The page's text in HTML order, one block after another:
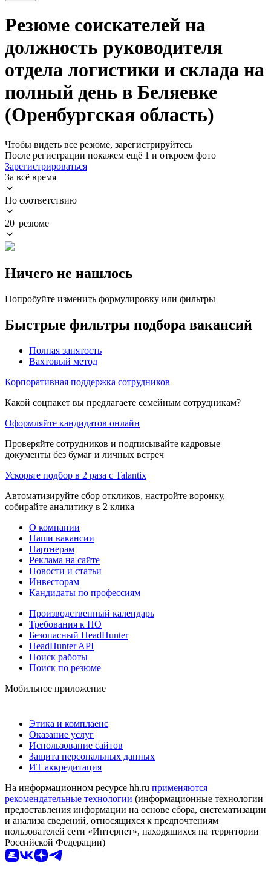
Резюме соискателей на
должность руководителя
отдела логистики и склада на
полный день в Беляевке
(Оренбургская область)
Чтобы видеть все резюме, зарегистрируйтесь
После регистрации покажем ещё 1 и откроем фото
Зарегистрироваться
За всё время
По соответствию
20 резюме
Ничего не нашлось
Попробуйте изменить формулировку или фильтры
Быстрые фильтры подбора вакансий
Полная занятость
Вахтовый метод
Корпоративная поддержка сотрудников
Какой соцпакет вы предлагаете семейным сотрудникам?
Оформляйте кандидатов онлайн
Проверяйте сотрудников и подписывайте кадровые
документы без бумаг и личных встреч
Ускорьте подбор в 2 раза с Talantix
Автоматизируйте сбор откликов, настройте воронку,
собирайте аналитику в 2 клика
О компании
Наши вакансии
Партнерам
Реклама на сайте
Новости и статьи
Инвесторам
Кандидаты по профессиям
Производственный календарь
Требования к ПО
Безопасный HeadHunter
HeadHunter API
Поиск работы
Поиск по резюме
Мобильное приложение
Этика и комплаенс
Оказание услуг
Использование сайтов
Защита персональных данных
ИТ аккредитация
На информационном ресурсе hh.ru применяются
рекомендательные технологии (информационные технологии
предоставления информации на основе сбора, систематизации
и анализа сведений, относящихся к предпочтениям
пользователей сети «Интернет», находящихся на территории
Российской Федерации)